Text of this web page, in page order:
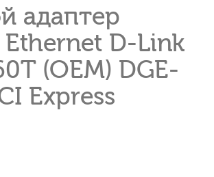
адаптер
D-Link
(OEM) DGE-
Express